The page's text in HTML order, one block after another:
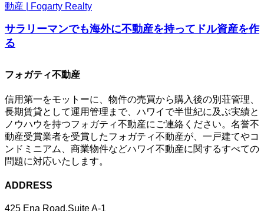
動産 | Fogarty Realty
サラリーマンでも海外に不動産を持ってドル資産を作
る
フォガティ不動産
信用第一をモットーに、物件の売買から購入後の別荘管理、
長期賃貸として運用管理まで、ハワイで半世紀に及ぶ実績と
ノウハウを持つフォガティ不動産にご連絡ください。名誉不
動産受賞業者を受賞したフォガティ不動産が、一戸建てやコ
ンドミニアム、商業物件などハワイ不動産に関するすべての
問題に対応いたします。
ADDRESS
425 Ena Road,Suite A-1